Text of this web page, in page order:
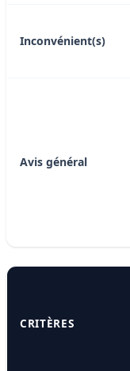
Inconvénient(s)
Avis général
CRITÈRES